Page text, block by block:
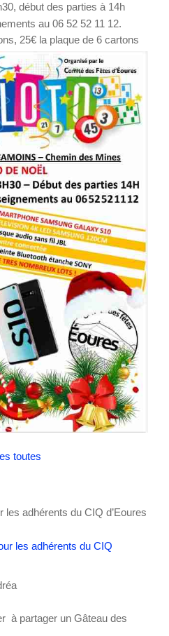
début des parties à 14h
au 06 52 52 11 12.
25€ la plaque de 6 cartons
toutes
les adhérents du CIQ d’Eoures
à partager un Gâteau des